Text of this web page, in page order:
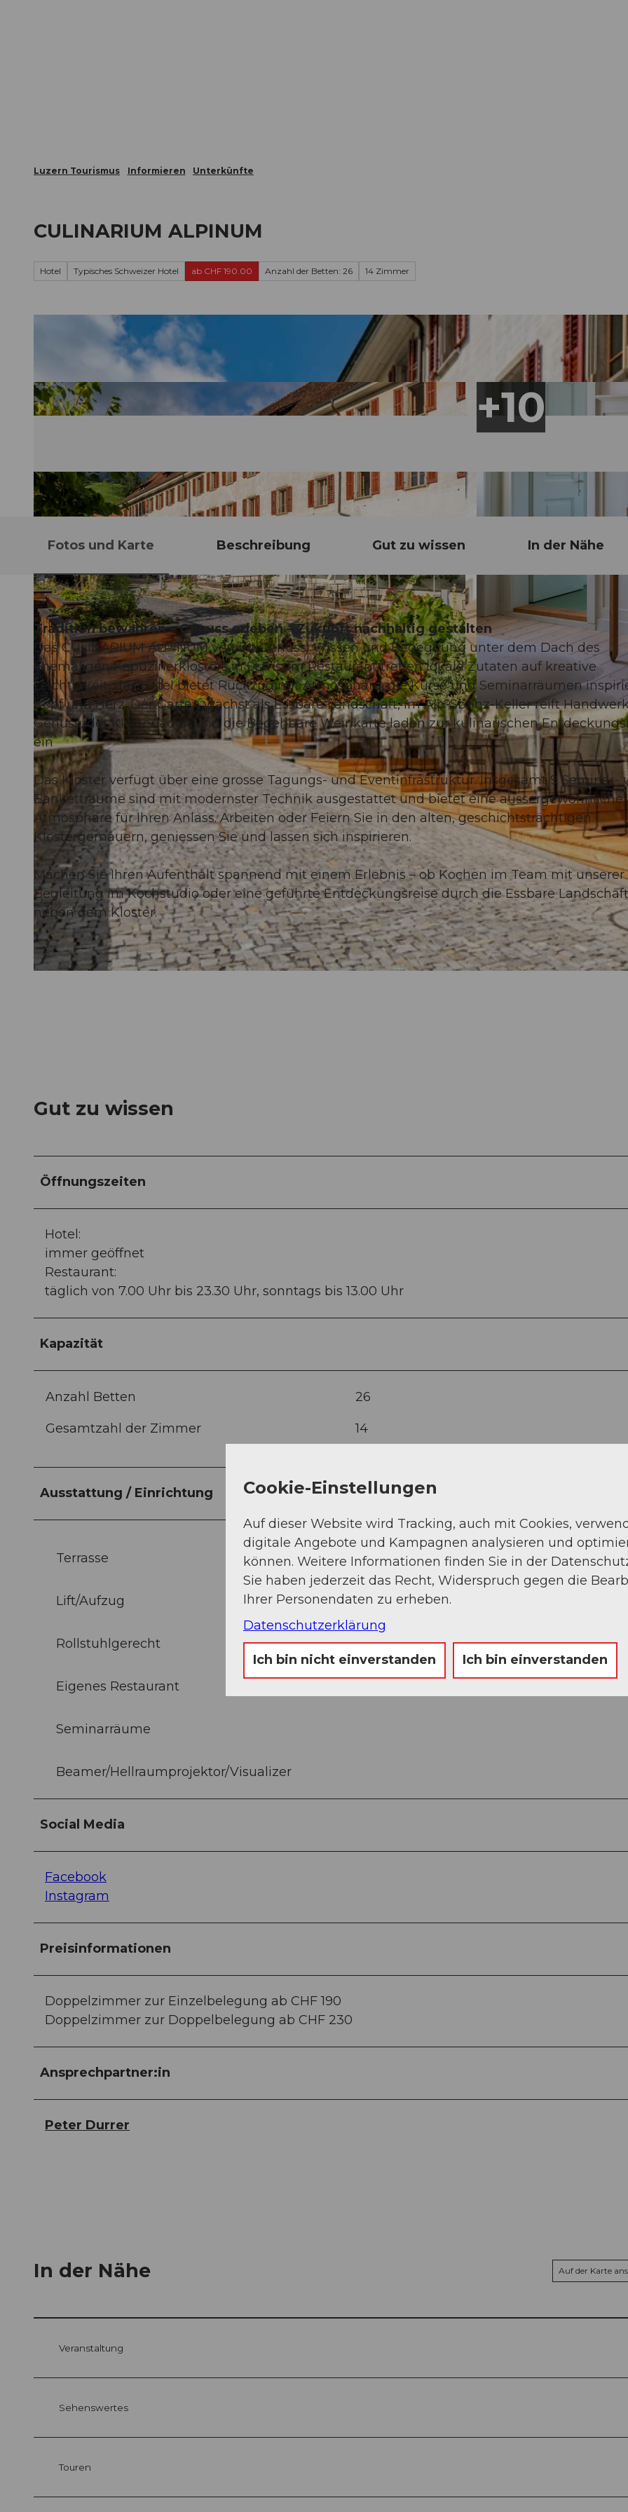
Luzern Tourismus Informieren Unterkünfte
CULINARIUM ALPINUM
Hotel Typisches Schweizer Hotel ab CHF 190.00 Anzahl der Betten: 26 14 Zimmer
© CULINARIUM ALPINUM | CC-BY-NC-ND ©CC-BY-ND
Fotos und Karte Beschreibung Gut zu wissen In der Nähe
Tradition bewahren – Genuss erleben – Zukunft nachhaltig gestalten
Das CULINARIUM ALPINUM vereint Genuss, Wissen und Begegnung unter dem Dach des
ehemaligen Kapuzinerklosters in Stans. Im Restaurant treffen lokale Zutaten auf kreative
Leichtigkeit, das Hotel bietet Rückzug mit Atmosphäre, die Kurse und Seminarräumen
Kopf und Herz. Der Garten wächst als Essbare Landschaft, im Alp-Sbrinz-Keller reift
Genuss, der Klosterladen und die Begehbare Weinkarte laden zur kulinarischen
ein
Das Kloster verfügt über eine grosse Tagungs- und Eventinfrastruktur. Insgesamt 9 Seminar-
Banketträume sind mit modernster Technik ausgestattet und bietet eine aussergewöhnliche
Atmosphäre für Ihren Anlass. Arbeiten oder Feiern Sie in den alten, geschichtsträchtigen
Klostergemäuern, geniessen Sie und lassen sich inspirieren.
Machen Sie Ihren Aufenthalt spannend mit einem Erlebnis – ob Kochen im Team mit unserer
Begleitung im Kochstudio oder eine geführte Entdeckungsreise durch die Essbare Landschaft
neben dem Kloster.
Gut zu wissen
Öffnungszeiten
Hotel:
immer geöffnet
Restaurant:
täglich von 7.00 Uhr bis 23.30 Uhr, sonntags bis 13.00 Uhr
Kapazität
Anzahl Betten 26
Gesamtzahl der Zimmer 14
Ausstattung / Einrichtung
Terrasse
Lift/Aufzug
Rollstuhlgerecht
Eigenes Restaurant
Seminarräume
Beamer/Hellraumprojektor/Visualizer
Social Media
Facebook
Instagram
Preisinformationen
Doppelzimmer zur Einzelbelegung ab CHF 190
Doppelzimmer zur Doppelbelegung ab CHF 230
Ansprechpartner:in
Peter Durrer
In der Nähe Auf der Karte
Veranstaltung
Sehenswertes
Touren
Cookie-Einstellungen
Auf dieser Website wird Tracking, auch mit Cookies,
digitale Angebote und Kampagnen analysieren und
können. Weitere Informationen finden Sie in der
Sie haben jederzeit das Recht, Widerspruch gegen die
Ihrer Personendaten zu erheben.
Datenschutzerklärung
Ich bin nicht einverstanden Ich bin einverstanden